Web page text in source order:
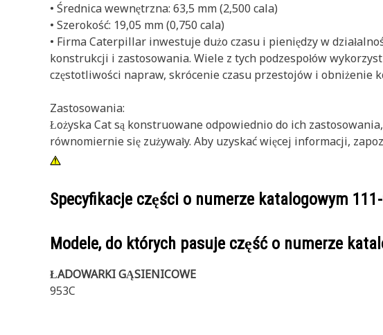
• Średnica wewnętrzna: 63,5 mm (2,500 cala)
• Szerokość: 19,05 mm (0,750 cala)
• Firma Caterpillar inwestuje dużo czasu i pieniędzy w
konstrukcji i zastosowania. Wiele z tych podzespołów
częstotliwości napraw, skrócenie czasu przestojów i obniżenie
Zastosowania:
Łożyska Cat są konstruowane odpowiednio do ich
równomiernie się zużywały. Aby uzyskać więcej informacji,
Specyfikacje części o numerze katalogowym
Modele, do których pasuje część o numerze
ŁADOWARKI GĄSIENICOWE
953C